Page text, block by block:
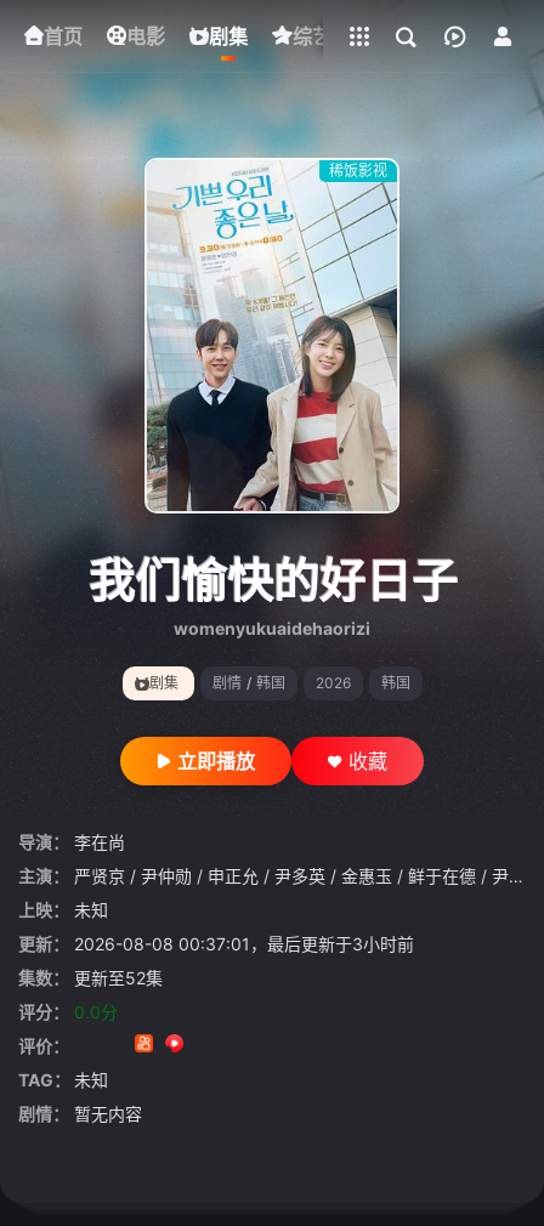
首页 电影 剧集 综艺 动漫 短剧
下载客户端
gt 0"}
稀饭影视
我们愉快的好日子
womenyukuaidehaorizi
剧集 剧情 / 韩国 2026 韩国
立即播放 收藏
导演：
李在尚
主演：
严贤京 / 尹仲勋 / 申正允 / 尹多英 / 金惠玉 / 鲜于在德 / 尹多勋
上映：
未知
更新：
2026-08-08 00:37:01，最后更新于3小时前
集数：
更新至52集
评分：
0.0分
评价：
TAG：
未知
剧情：
暂无内容